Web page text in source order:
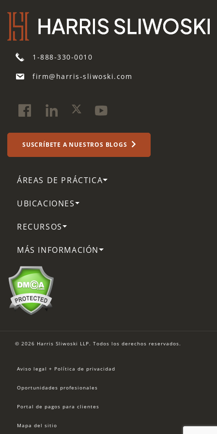
response
my
submission
constitute
legal
1-888-330-0010
firm@harris-sliwoski.com
SUSCRÍBETE A NUESTROS BLOGS
ÁREAS DE PRÁCTICA
UBICACIONES
RECURSOS
MÁS INFORMACIÓN
© 2026 Harris Sliwoski LLP. Todos los derechos reservados.
Aviso legal + Política de privacidad
Oportunidades profesionales
Portal de pagos para clientes
Mapa del sitio